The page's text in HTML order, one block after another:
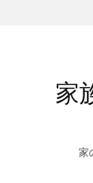
家
家